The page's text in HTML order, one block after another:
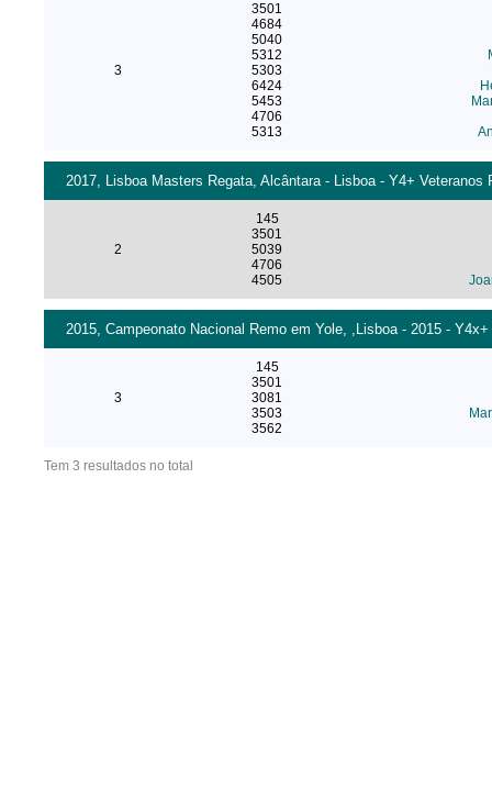
3
3501
4684
5040
5312
5303
6424
5453
4706
5313
2017, Lisboa Masters Regata, Alcântara - Lisboa - Y4+ Veteranos
2
145
3501
5039
4706
4505
2015, Campeonato Nacional Remo em Yole, ,Lisboa - 2015 -
3
145
3501
3081
3503
3562
Tem 3 resultados no total